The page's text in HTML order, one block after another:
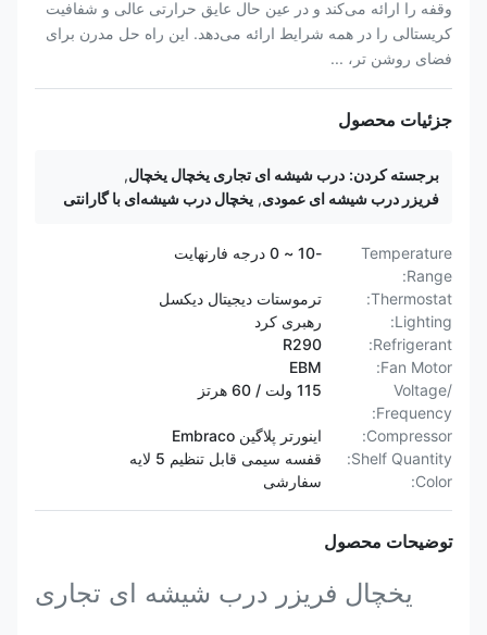
وقفه را ارائه می‌کند و در عین حال عایق حرارتی عالی و شفافیت
کریستالی را در همه شرایط ارائه می‌دهد. این راه حل مدرن برای
فضای روشن تر، ...
جزئیات محصول
برجسته کردن: درب شیشه ای تجاری یخچال یخچال,
فریزر درب شیشه ای عمودی, یخچال درب شیشه‌ای با گارانتی
Temperature
Range:
-10 ~ 0 درجه فارنهایت
Thermostat:
ترموستات دیجیتال دیکسل
Lighting:
رهبری کرد
Refrigerant:
R290
Fan Motor:
EBM
Voltage/
Frequency:
115 ولت / 60 هرتز
Compressor:
اینورتر پلاگین Embraco
Shelf Quantity:
قفسه سیمی قابل تنظیم 5 لایه
Color:
سفارشی
توضیحات محصول
یخچال فریزر درب شیشه ای تجاری